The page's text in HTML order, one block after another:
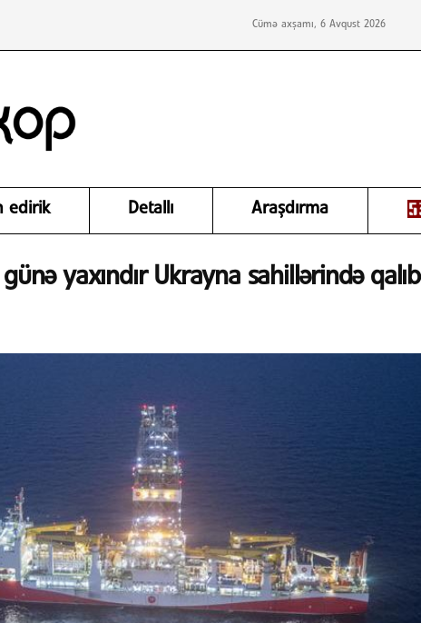
Cümə axşamı, 6 Avqust 2026
edirik Detallı Araşdırma
yaxındır Ukrayna sahillərində qalıb